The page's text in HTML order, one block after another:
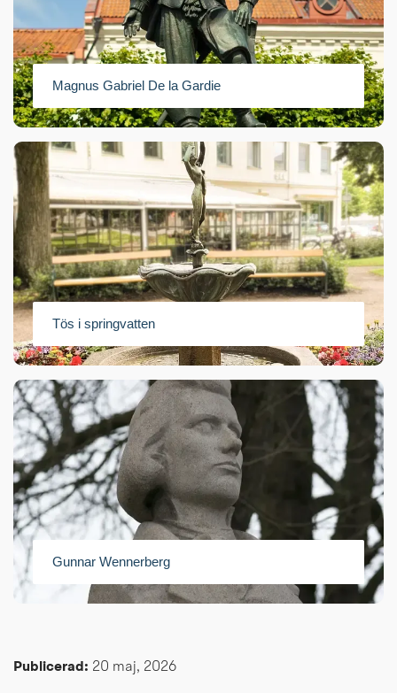
Magnus Gabriel De la Gardie
Tös i springvatten
Gunnar Wennerberg
Publicerad: 20 maj, 2026